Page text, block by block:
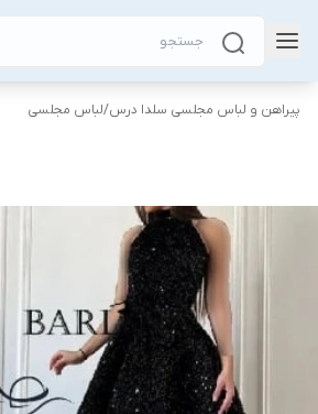
پیراهن و لباس مجلسی سلدا درس/لباس مجلسی